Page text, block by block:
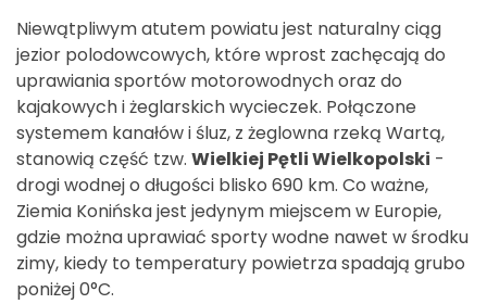
Niewątpliwym atutem powiatu jest naturalny ciąg
jezior polodowcowych, które wprost zachęcają do
uprawiania sportów motorowodnych oraz do
kajakowych i żeglarskich wycieczek. Połączone
systemem kanałów i śluz, z żeglowna rzeką Wartą,
stanowią część tzw. Wielkiej Pętli Wielkopolski -
drogi wodnej o długości blisko 690 km. Co ważne,
Ziemia Konińska jest jedynym miejscem w Europie,
gdzie można uprawiać sporty wodne nawet w środku
zimy, kiedy to temperatury powietrza spadają grubo
poniżej 0°C.